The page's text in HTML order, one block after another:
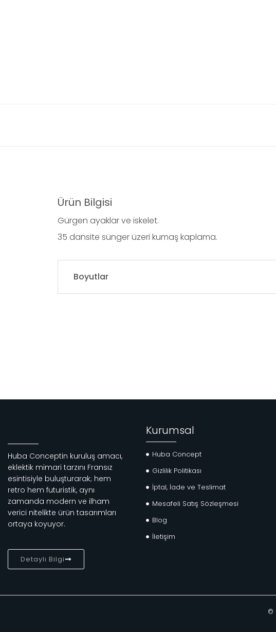
Ürün Bilgisi
Gürgen ayaklar ve iskelet.
35 dansite sünger üzeri kumaş kaplama.
Boyutlar
Huba Conceptin kuruluş amacı,
eklektik mimari tarzını Fransız
esintisiyle buluşturarak; hem
retro hem futuristik, aynı
zamanda modern ve ilham
verici nitelikte ürün tasarımları
ortaya koyuyor.
Detaylı Bilgi
Kurumsal
Huba Concept
Gizlilik Politikası
İptal, İade ve Teslimat
Mesafeli Satış Sözleşmesi
Blog
İletişim
©